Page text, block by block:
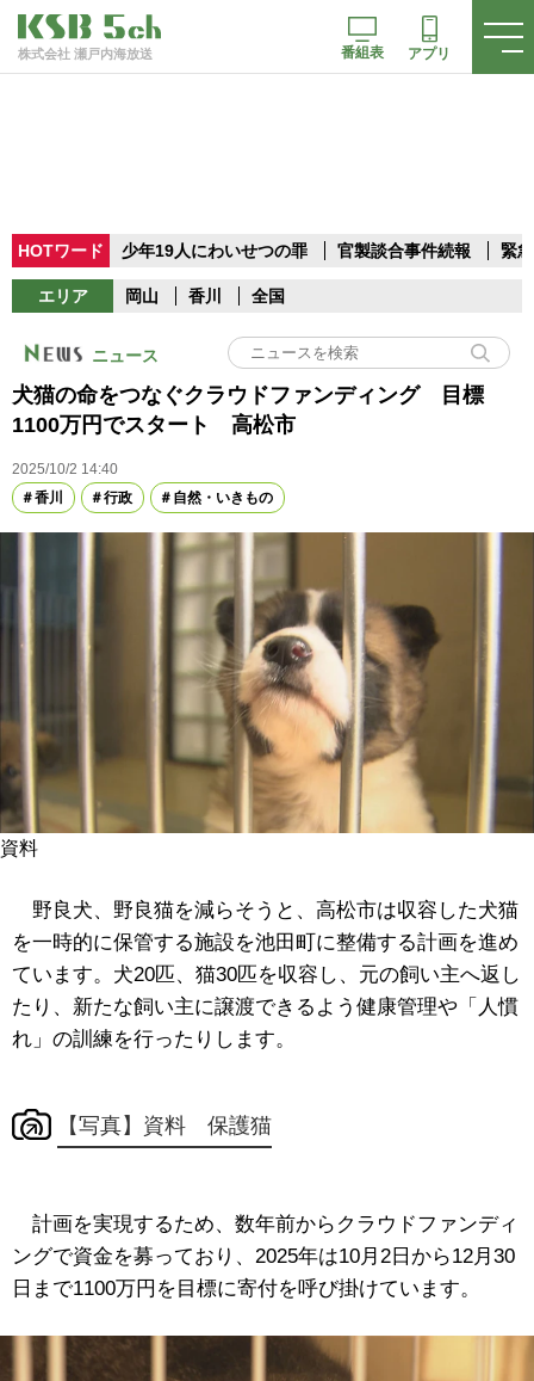
株式会社 瀬戸内海放送 番組表 アプリ
HOTワード 少年19人にわいせつの罪 官製談合事件続報 緊
エリア 岡山 香川 全国
ニュース
犬猫の命をつなぐクラウドファンディング 目標
1100万円でスタート 高松市
2025/10/2 14:40
香川
行政 自然・いきもの
資料
野良犬、野良猫を減らそうと、高松市は収容した犬猫
を一時的に保管する施設を池田町に整備する計画を進め
ています。犬20匹、猫30匹を収容し、元の飼い主へ返し
たり、新たな飼い主に譲渡できるよう健康管理や「人慣
れ」の訓練を行ったりします。
【写真】資料 保護猫
計画を実現するため、数年前からクラウドファンディ
ングで資金を募っており、2025年は10月2日から12月30
日まで1100万円を目標に寄付を呼び掛けています。